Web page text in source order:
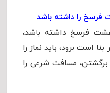
را داشته باشد
فرسخ داشته باشد،
است برود، باید نماز را
برگشتن، مسافت شرعی را